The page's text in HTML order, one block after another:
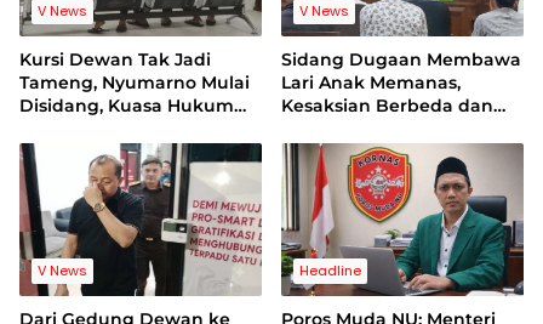
V News
Kursi Dewan Tak Jadi
Tameng, Nyumarno Mulai
Disidang, Kuasa Hukum
Hukum Bebas Intervensi
V News
Sidang Dugaan Membawa
Lari Anak Memanas,
Kesaksian Berbeda dan
V News
Dari Gedung Dewan ke
Headline
Poros Muda NU: Menteri